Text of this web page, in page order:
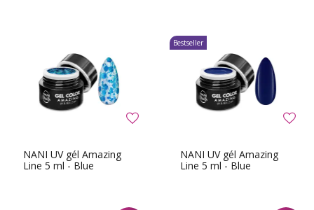
NANI UV gél Amazing
Line 5 ml - Blue
NANI UV gél Amazing
Line 5 ml - Blue
Bestseller